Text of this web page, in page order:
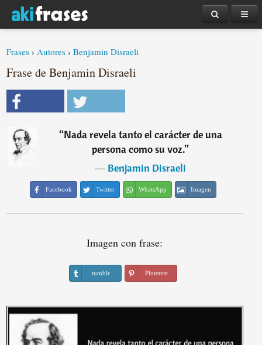
Frases ›Autores ›Benjamin Disraeli
Frase de Benjamin Disraeli
“Nada revela tanto el carácter de una
persona como su voz.”
―Benjamin Disraeli
Facebook Twitter WhatsApp Imagen
Imagen con frase:
tumblr Pinterest